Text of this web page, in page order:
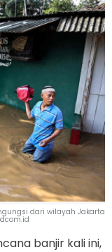
dari wilayah Jakarta
banjir kali ini,